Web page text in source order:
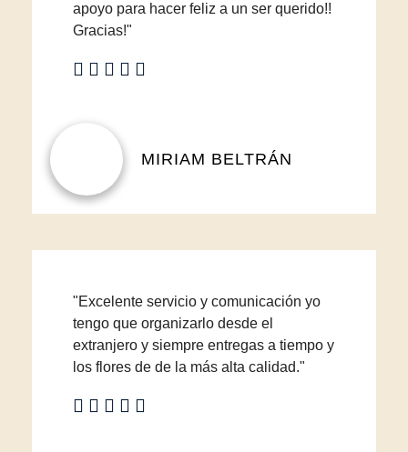
apoyo para hacer feliz a un ser querido!!
Gracias!"
MIRIAM BELTRÁN
"Excelente servicio y comunicación yo
tengo que organizarlo desde el
extranjero y siempre entregas a tiempo y
los flores de de la más alta calidad."